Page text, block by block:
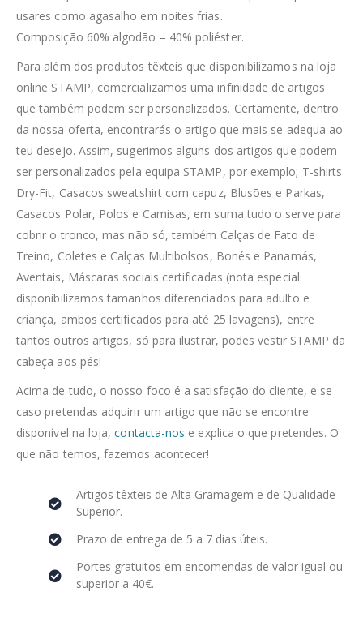
usares como agasalho em noites frias.
Composição 60% algodão – 40% poliéster.
Para além dos produtos têxteis que disponibilizamos na loja
online STAMP, comercializamos uma infinidade de artigos
que também podem ser personalizados. Certamente, dentro
da nossa oferta, encontrarás o artigo que mais se adequa ao
teu desejo. Assim, sugerimos alguns dos artigos que podem
ser personalizados pela equipa STAMP, por exemplo; T-shirts
Dry-Fit, Casacos sweatshirt com capuz, Blusões e Parkas,
Casacos Polar, Polos e Camisas, em suma tudo o serve para
cobrir o tronco, mas não só, também Calças de Fato de
Treino, Coletes e Calças Multibolsos, Bonés e Panamás,
Aventais, Máscaras sociais certificadas (nota especial:
disponibilizamos tamanhos diferenciados para adulto e
criança, ambos certificados para até 25 lavagens), entre
tantos outros artigos, só para ilustrar, podes vestir STAMP da
cabeça aos pés!
Acima de tudo, o nosso foco é a satisfação do cliente, e se
caso pretendas adquirir um artigo que não se encontre
disponível na loja,contacta-nos e explica o que pretendes. O
que não temos, fazemos acontecer!
Artigos têxteis de Alta Gramagem e de Qualidade
Superior.
Prazo de entrega de 5 a 7 dias úteis.
Portes gratuitos em encomendas de valor igual ou
superior a 40€.